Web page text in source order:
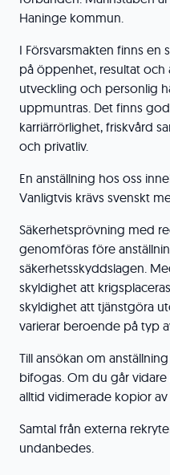
Haninge kommun.
I Försvarsmakten finns
på öppenhet, resultat och
utveckling och personlig
uppmuntras. Det finns
karriärrörlighet, friskvård
och privatliv.
En anställning hos oss
Vanligtvis krävs svenskt
Säkerhetsprövning med
genomföras före
säkerhetsskyddslagen.
skyldighet att
skyldighet att tjänstgöra
varierar beroende på typ
Till ansökan om
bifogas. Om du går
alltid vidimerade kopior
Samtal från externa
undanbedes.